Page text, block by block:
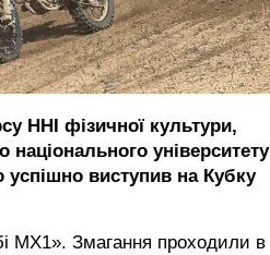
ННІ фізичної культури,
національного університету
успішно виступив на Кубку
МХ1». Змагання проходили в